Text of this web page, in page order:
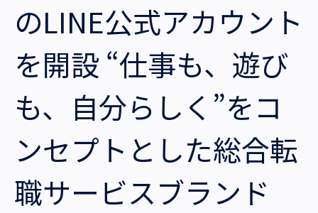
業務支援
役員一覧
拠点一覧
沿革・受賞歴
サステナビリティ
採用情報
のLINE公式アカウント
を開設 “仕事も、遊び
も、自分らしく”をコ
ンセプトとした総合転
職サービスブランド